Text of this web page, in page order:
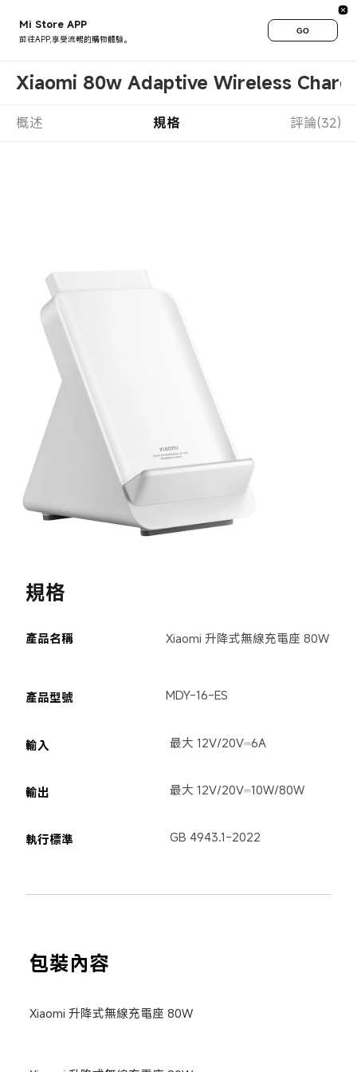
Mi Store APP
前往APP,享受流暢的購物體驗。
GO
Xiaomi 80w Adaptive Wireless
概述 規格 評論(32)
規格
產品名稱 Xiaomi 升降式無線充電座 80W
產品型號 MDY-16-ES
輸入 最大 12V/20V⎓6A
輸出 最大 12V/20V⎓10W/80W
執行標準 GB 4943.1-2022
包裝內容
Xiaomi 升降式無線充電座 80W